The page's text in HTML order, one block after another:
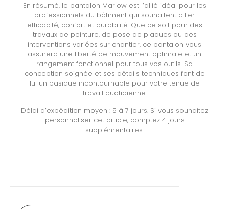
En résumé, le pantalon Marlow est l’allié idéal pour les
professionnels du bâtiment qui souhaitent allier
efficacité, confort et durabilité. Que ce soit pour des
travaux de peinture, de pose de plaques ou des
interventions variées sur chantier, ce pantalon vous
assurera une liberté de mouvement optimale et un
rangement fonctionnel pour tous vos outils. Sa
conception soignée et ses détails techniques font de
lui un basique incontournable pour votre tenue de
travail quotidienne.
Délai d’expédition moyen : 5 à 7 jours. Si vous souhaitez
personnaliser cet article, comptez 4 jours
supplémentaires.